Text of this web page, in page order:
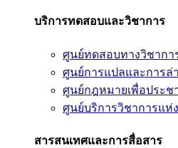
บริการทดสอบและวิชาการ
ศูนย์ทดสอบทางวิชากา
ศูนย์การแปลและการล่
ศูนย์กฎหมายเพื่อประช
ศูนย์บริการวิชาการแ
สารสนเทศและการสื่อสาร